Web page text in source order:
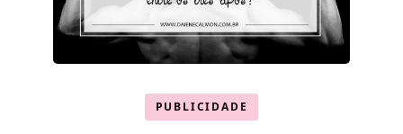
PUBLICIDADE